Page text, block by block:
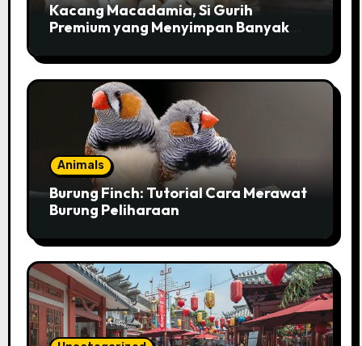
Kacang Macadamia, Si Gurih
Premium yang Menyimpan Banyak
Animals
Burung Finch: Tutorial Cara Merawat
Burung Peliharaan